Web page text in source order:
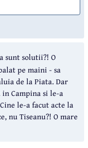
sunt solutii?! O
pe maini - sa
de la Piata. Dar
Campina si le-a
le-a facut acte la
nu Tiseanu?! O mare